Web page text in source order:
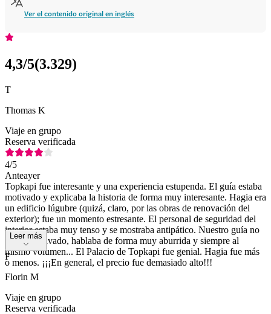
Ver el contenido original en inglés
4,3/5(3.329)
T
Thomas K
Viaje en grupo
Reserva verificada
4/5
Anteayer
Topkapi fue interesante y una experiencia estupenda. El guía estaba
motivado y explicaba la historia de forma muy interesante. Hagia era
un edificio lúgubre (quizá, claro, por las obras de renovación del
exterior); fue un momento estresante. El personal de seguridad del
interior estaba muy tenso y se mostraba antipático. Nuestro guía no
estaba motivado, hablaba de forma muy aburrida y siempre al
mismo volumen... El Palacio de Topkapi fue genial. Hagia fue más
o menos. ¡¡¡En general, el precio fue demasiado alto!!!
Leer más
F
Florin M
Viaje en grupo
Reserva verificada